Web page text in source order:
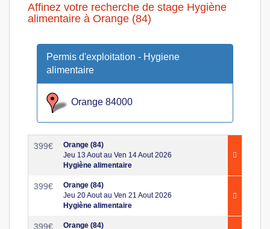
Affinez votre recherche de stage Hygiène
alimentaire à Orange (84)
Permis d'exploitation - Hygiene
alimentaire
Orange 84000
399€
Orange (84)
Jeu 13 Aout au Ven 14 Aout 2026
Hygiène alimentaire
399€
Orange (84)
Jeu 20 Aout au Ven 21 Aout 2026
Hygiène alimentaire
399€
Orange (84)